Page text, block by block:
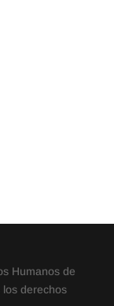
Humanos de
los derechos